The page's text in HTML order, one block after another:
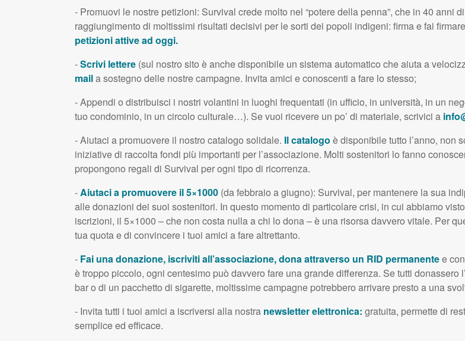
- Promuovi le nostre petizioni: Survival crede molto nel “potere della penna”, che in 40 anni
raggiungimento di moltissimi risultati decisivi per le sorti dei popoli indigeni: firma e fai
petizioni attive ad oggi.
-Scrivi lettere(sul nostro sito è anche disponibile un sistema automatico che aiuta a
maila sostegno delle nostre campagne. Invita amici e conoscenti a fare lo stesso;
- Appendi o distribuisci i nostri volantini in luoghi frequentati (in ufficio, in università, in un
tuo condominio, in un circolo culturale…). Se vuoi ricevere un po’ di materiale, scrivici a
- Aiutaci a promuovere il nostro catalogo solidale. Il catalogo è disponibile tutto l’anno, non
iniziative di raccolta fondi più importanti per l’associazione. Molti sostenitori lo fanno
propongono regali di Survival per ogni tipo di ricorrenza.
-Aiutaci a promuovere il 5×1000(da febbraio a giugno): Survival, per mantenere la sua
alle donazioni dei suoi sostenitori. In questo momento di particolare crisi, in cui abbiamo
iscrizioni, il 5×1000 – che non costa nulla a chi lo dona – è una risorsa davvero vitale. Per
tua quota e di convincere i tuoi amici a fare altrettanto.
- Fai una donazione, iscriviti all’associazione,dona attraverso un RID permanentee
è troppo piccolo, ogni centesimo può davvero fare una grande differenza. Se tutti donassero
bar o di un pacchetto di sigarette, moltissime campagne potrebbero arrivare presto a una
- Invita tutti i tuoi amici a iscriversi alla nostra newsletter elettronica: gratuita, permette di
semplice ed efficace.